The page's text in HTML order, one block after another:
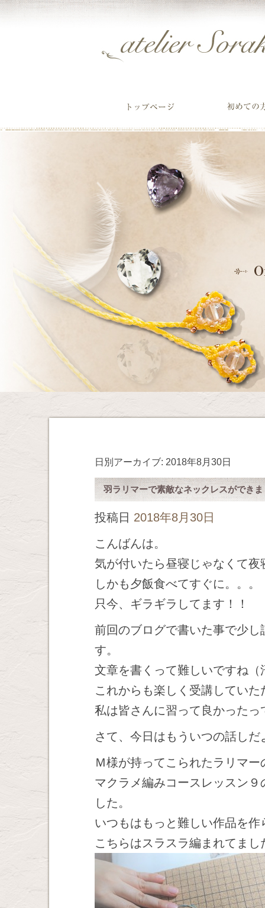
日別アーカイブ: 2018年8月30日
羽ラリマーで素敵なネックレスができ
投稿日 2018年8月30日
こんばんは。
気が付いたら昼寝じゃなくて夜
しかも夕飯食べてすぐに。。。
只今、ギラギラしてます！！
前回のブログで書いた事で少
す。
文章を書くって難しいですね（
これからも楽しく受講してい
私は皆さんに習って良かった
さて、今日はもういつの話し
Ｍ様が持ってこられたラリマー
マクラメ編みコースレッスン
した。
いつもはもっと難しい作品を作
こちらはスラスラ編まれてまし